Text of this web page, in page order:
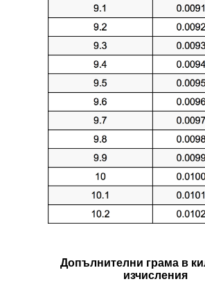
Допълнителни грама в
изчисления